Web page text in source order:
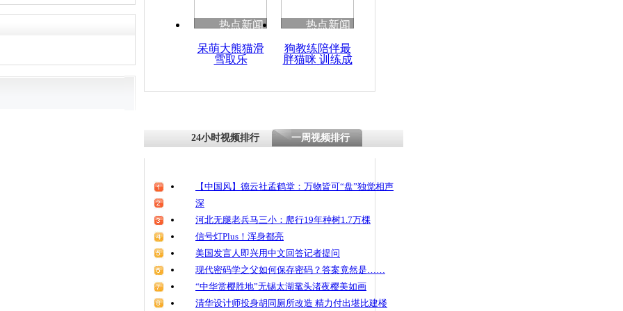
热点新闻
呆萌大熊猫滑
雪取乐
热点新闻
狗教练陪伴最
胖猫咪 训练成
24小时视频排行 一周视频排行
【中国风】德云社孟鹤堂：万物皆可“盘”独觉相声
深
河北无腿老兵马三小：爬行19年种树1.7万棵
信号灯Plus！浑身都亮
美国发言人即兴用中文回答记者提问
现代密码学之父如何保存密码？答案竟然是……
“中华赏樱胜地”无锡太湖鼋头渚夜樱美如画
清华设计师投身胡同厕所改造 精力付出堪比建楼